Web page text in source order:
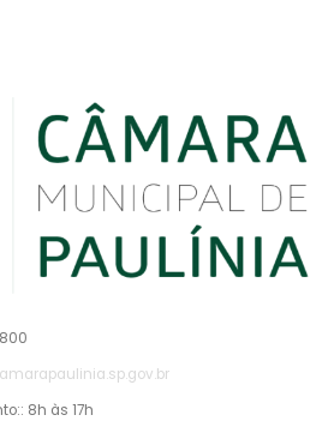
8h às 17h